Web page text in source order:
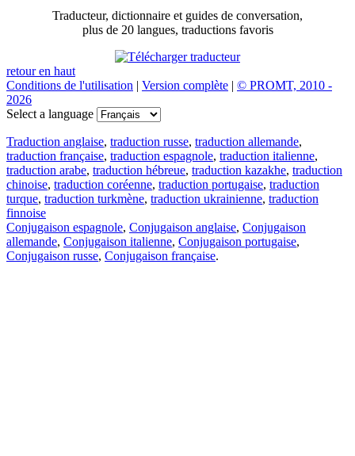
Traducteur, dictionnaire et guides de conversation,
plus de 20 langues, traductions favoris
retour en haut
Conditions de l'utilisation | Version complète | © PROMT, 2010 -
2026
Select a language
Traduction anglaise, traduction russe, traduction allemande,
traduction française, traduction espagnole, traduction italienne,
traduction arabe, traduction hébreue, traduction kazakhe, traduction
chinoise, traduction coréenne, traduction portugaise, traduction
turque, traduction turkmène, traduction ukrainienne, traduction
finnoise
Conjugaison espagnole, Conjugaison anglaise, Conjugaison
allemande, Conjugaison italienne, Conjugaison portugaise,
Conjugaison russe, Conjugaison française.